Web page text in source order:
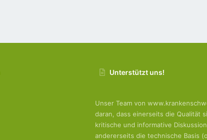
Unterstützt uns!
Unser Team von
daran, dass einerseits die Qualität
kritische und informative
andererseits die technische Basis